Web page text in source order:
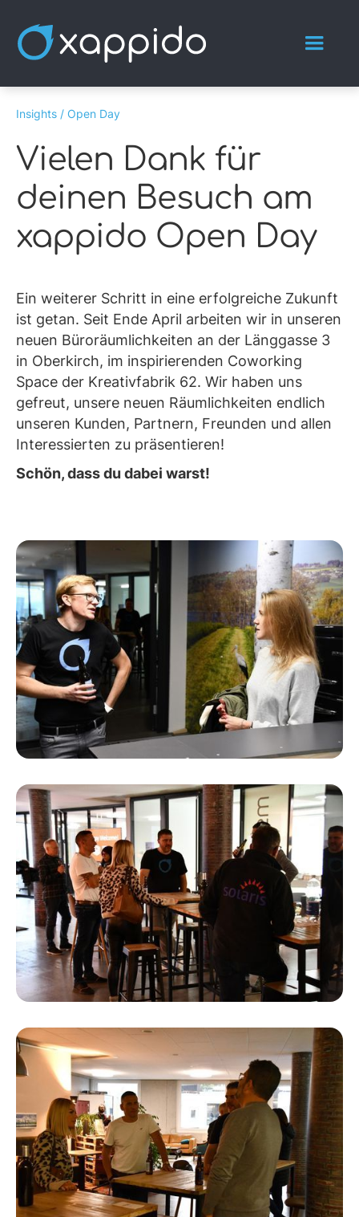
Insights / Open Day
Vielen Dank für
deinen Besuch am
xappido Open Day
Ein weiterer Schritt in eine erfolgreiche Zukunft
ist getan. Seit Ende April arbeiten wir in unseren
neuen Büroräumlichkeiten an der Länggasse 3
in Oberkirch, im inspirierenden Coworking
Space der Kreativfabrik 62. Wir haben uns
gefreut, unsere neuen Räumlichkeiten endlich
unseren Kunden, Partnern, Freunden und allen
Interessierten zu präsentieren!
Schön, dass du dabei warst!